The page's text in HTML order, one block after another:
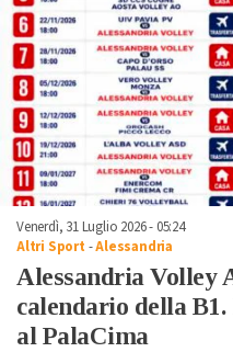
Venerdì, 31 Luglio 2026 - 05:24
Altri Sport -Alessandria
Alessandria Volley
calendario della
al PalaCima